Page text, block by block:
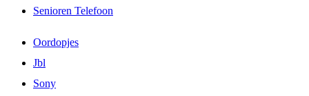
Senioren Telefoon
Oordopjes
Jbl
Sony